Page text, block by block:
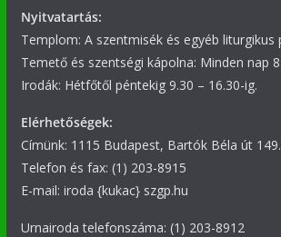
Nyitvatartás:
Templom: A szentmisék és egyéb
Temető és szentségi kápolna: Minden nap
Irodák: Hétfőtől péntekig 9.30 – 16.30-ig.
Elérhetőségek:
Címünk: 1115 Budapest, Bartók Béla út 149.
Telefon és fax: (1) 203-8915
E-mail: iroda {kukac} szgp.hu
Urnairoda telefonszáma: (1) 203-8912